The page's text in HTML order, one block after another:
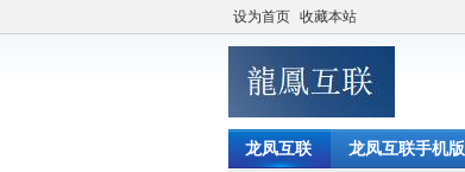
设为首页 收藏本站
龙凤互联 龙凤互联手机版